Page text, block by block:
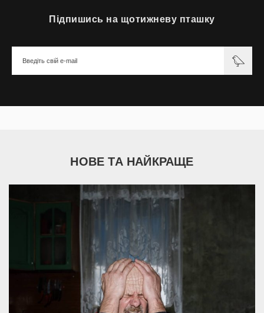
Підпишись на щотижневу пташку
НОВЕ ТА НАЙКРАЩЕ